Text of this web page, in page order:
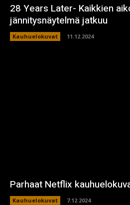
28 Years Later- Kaikkien
jännitysnäytelmä jatkuu
Kauhuelokuvat 11.12.2024
Parhaat Netflix
Kauhuelokuvat 7.12.2024